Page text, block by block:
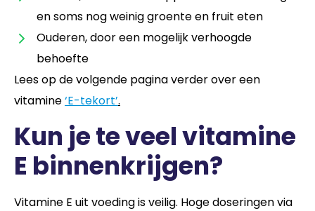
en soms nog weinig groente en fruit eten
Ouderen, door een mogelijk verhoogde
behoefte
Lees op de volgende pagina verder over een
vitamine‘E-tekort’.
Kun je te veel vitamine
E binnenkrijgen?
Vitamine E uit voeding is veilig. Hoge doseringen via